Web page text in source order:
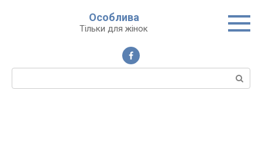
Особлива
Тільки для жінок
Пошук: